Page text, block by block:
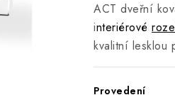
ACT dveřní
interiérové
kvalitní lesklou
Provedení